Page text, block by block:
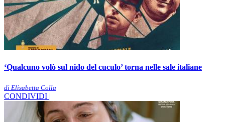
‘Qualcuno volò sul nido del cuculo’ torna nelle sale italiane
di Elisabetta Colla
CONDIVIDI |